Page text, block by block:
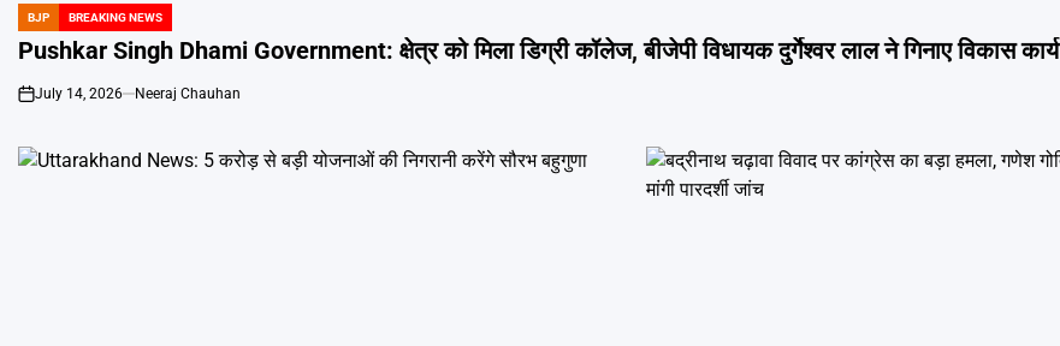
POSTED
IN
BJP BREAKING NEWS
Pushkar Singh Dhami Government: क्षेत्र को मिला डिग्री कॉलेज, बीजेपी विधायक दुर्गेश्वर लाल ने गिनाए विकास कार्य
on
July 14, 2026 Neeraj Chauhan